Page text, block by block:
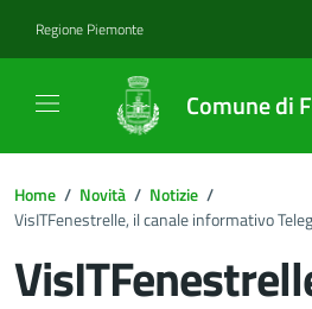
Regione Piemonte
Comune di
Home / Novità / Notizie /
VisITFenestrelle, il canale informativo